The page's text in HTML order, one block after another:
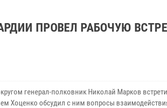
ПРОВЕЛ РАБОЧУЮ
генерал-полковник Николай Марков
Хоценко обсудил с ним вопросы